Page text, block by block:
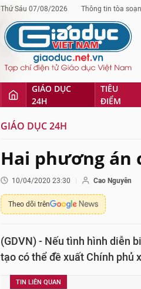
Thứ Sáu 07/08/2026 Thông tin tòa soạn
GIÁO DỤC
24H
TIÊU
ĐIỂM
GIÁO DỤC 24H
Hai phương án
10/04/2020 23:30 Cao Nguyên
Theo dõi trên
(GDVN) - Nếu tình hình diễn
tạo có thể đề xuất Chính phủ
TIN LIÊN QUAN